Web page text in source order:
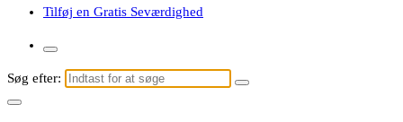
Tilføj en Gratis Seværdighed
Søg efter: